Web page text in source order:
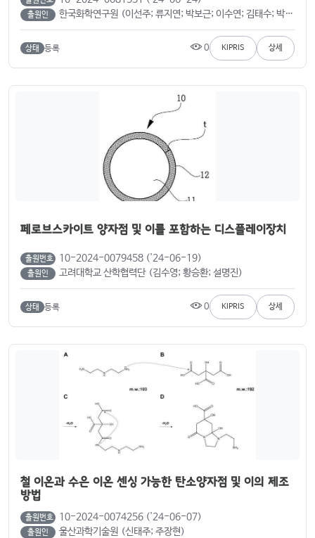
출원인 한국화학연구원 (이선주; 류지연; 박보근; 이수연; 김태수; 박혜선)
상태 등록 0 KIPRIS 상세
페로브스카이트 양자점 및 이를 포함하는 디스플레이장치
출원번호 10-2024-0079458 ('24-06-19)
출원인 고려대학교 산학협력단 (김수영; 황승환; 설명진)
상태 등록 0 KIPRIS 상세
철 이온과 수은 이온 센싱 가능한 탄소양자점 및 이의 제조
방법
출원번호 10-2024-0074256 ('24-06-07)
출원인 울산과학기술원 (신태주; 주장현)